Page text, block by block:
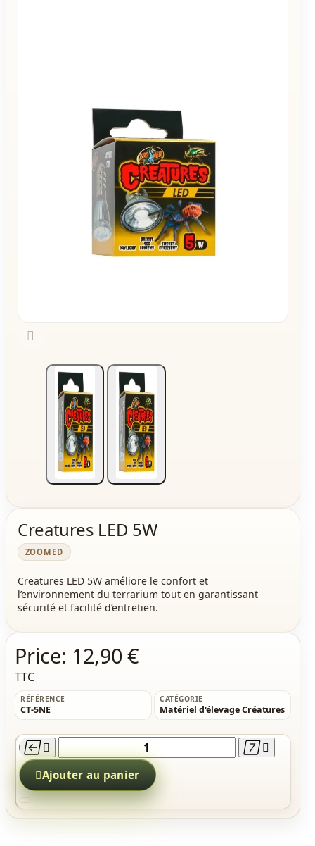

Creatures LED 5W
ZOOMED
Creatures LED 5W améliore le confort et
l’environnement du terrarium tout en garantissant
sécurité et facilité d’entretien.
Price: 12,90 €
TTC
RÉFÉRENCE
CT-5NE
CATÉGORIE
Matériel d'élevage Créatures
   
Ajouter au panier